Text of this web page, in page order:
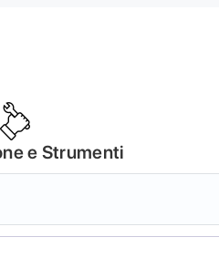
e Strumenti